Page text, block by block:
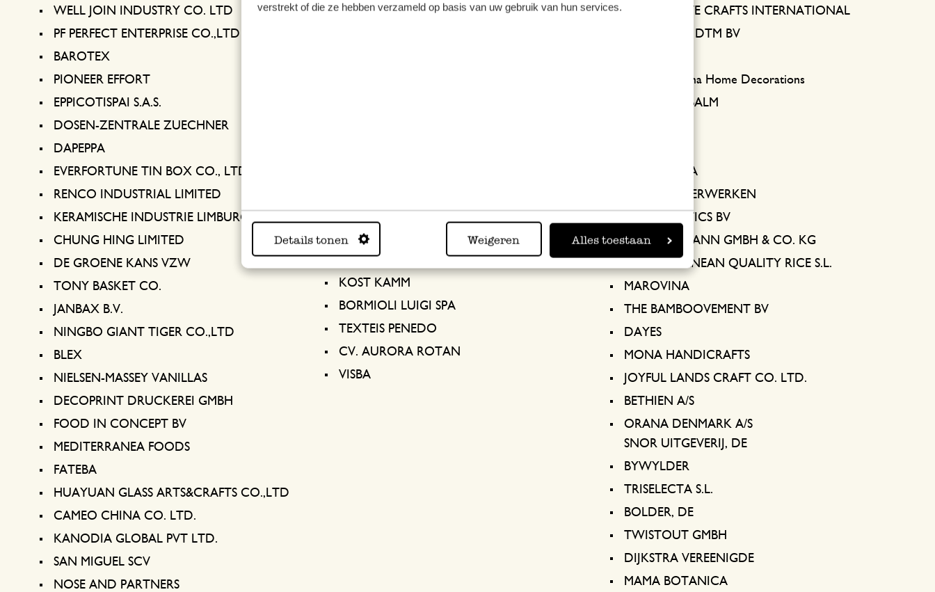
verstrekt of die ze hebben verzameld op basis van uw gebruik van hun services.
Details tonen Weigeren Alles toestaan
WELL JOIN INDUSTRY CO. LTD
PF PERFECT ENTERPRISE CO.,LTD
BAROTEX
PIONEER EFFORT
EPPICOTISPAI S.A.S.
DOSEN-ZENTRALE ZUECHNER
DAPEPPA
EVERFORTUNE TIN BOX CO., LTD.
RENCO INDUSTRIAL LIMITED
KERAMISCHE INDUSTRIE LIMBURG BV
CHUNG HING LIMITED
DE GROENE KANS VZW
TONY BASKET CO.
JANBAX B.V.
NINGBO GIANT TIGER CO.,LTD
BLEX
NIELSEN-MASSEY VANILLAS
DECOPRINT DRUCKEREI GMBH
FOOD IN CONCEPT BV
MEDITERRANEA FOODS
FATEBA
HUAYUAN GLASS ARTS&CRAFTS CO.,LTD
CAMEO CHINA CO. LTD.
KANODIA GLOBAL PVT LTD.
SAN MIGUEL SCV
NOSE AND PARTNERS
NINGBO XIANGFENG IMP AND EXP CO.,
SQUARE HOME LIMITED
ALBE DE COKER
NEW JOYCE ART SUPPLY, INC
KOST KAMM
BORMIOLI LUIGI SPA
TEXTEIS PENEDO
CV. AURORA ROTAN
VISBA
DECORATIVE CRAFTS INTERNATIONAL
HEEMSKERK DTM BV
Shanghai Hema Home Decorations
HOUSE OF BALM
MARTINI SPA
FELKO SUIKERWERKEN
GC COSMETICS BV
TFA DOSTMANN GMBH & CO. KG
MEDITERRANEAN QUALITY RICE S.L.
MAROVINA
THE BAMBOOVEMENT BV
DAYES
MONA HANDICRAFTS
JOYFUL LANDS CRAFT CO. LTD.
BETHIEN A/S
ORANA DENMARK A/S
SNOR UITGEVERIJ, DE
BYWYLDER
TRISELECTA S.L.
BOLDER, DE
TWISTOUT GMBH
DIJKSTRA VEREENIGDE
MAMA BOTANICA